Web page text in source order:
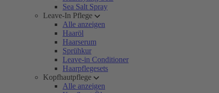
Sea Salt Spray
Leave-In Pflege
Alle anzeigen
Haaröl
Haarserum
Sprühkur
Leave-in Conditioner
Haarpflegesets
Kopfhautpflege
Alle anzeigen